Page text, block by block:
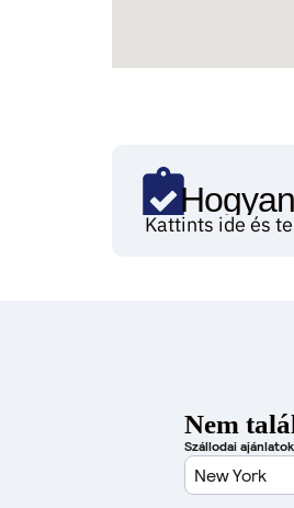
Kattints ide és
Nem